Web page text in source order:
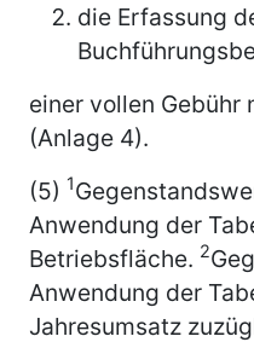
die Erfassung
einer vollen Gebühr
(Anlage 4).
(5) 1
Anwendung der
Betriebsfläche. 2
Anwendung der
Jahresumsatz